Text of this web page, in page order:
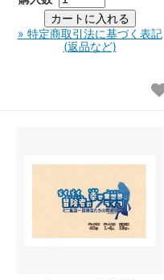
» 特定商取引法に基づく表記
(返品など)